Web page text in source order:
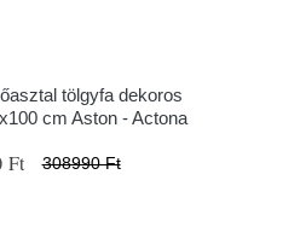
tölgyfa dekoros
cm Aston - Actona
Ft 308990 Ft